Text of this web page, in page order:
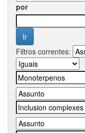
por
Filtros correntes: